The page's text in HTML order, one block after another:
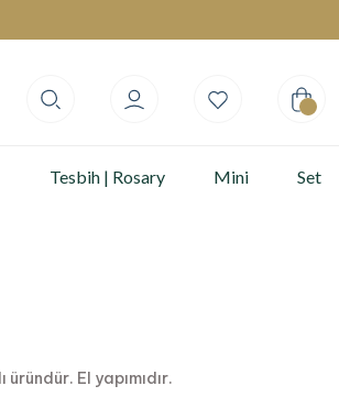
Tesbih | Rosary Mini Set
El yapımıdır.